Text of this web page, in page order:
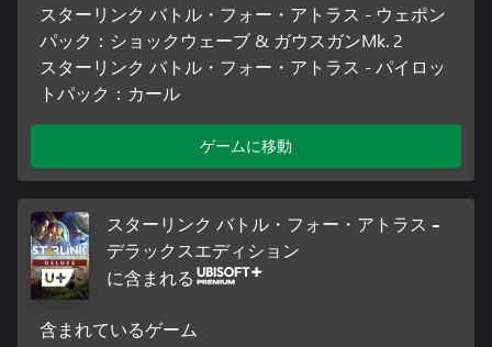
スターリンク バトル・フォー・アトラス - ウェポン
パック：ショックウェーブ & ガウスガンMk. 2
スターリンク バトル・フォー・アトラス - パイロッ
トパック：カール
ゲームに移動
スターリンク バトル・フォー・アトラス -
デラックスエディション
に含まれる
含まれているゲーム